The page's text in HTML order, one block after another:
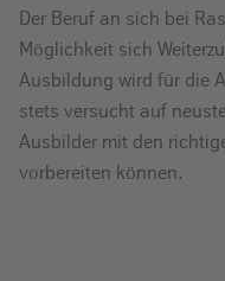
Der Beruf an sich bei
Möglichkeit sich
Ausbildung wird für die
stets versucht auf
Ausbilder mit den
vorbereiten können.